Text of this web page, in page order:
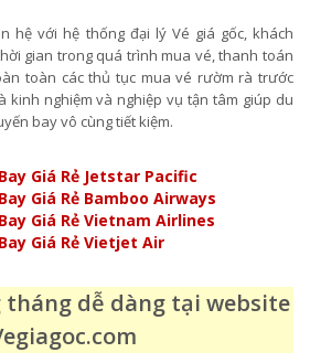
hệ với hệ thống đại lý Vé giá gốc, khách
gian trong quá trình mua vé, thanh toán
toàn các thủ tục mua vé rườm rà trước
kinh nghiệm và nghiệp vụ tận tâm giúp du
bay vô cùng tiết kiệm.
Giá Rẻ Jetstar Pacific
Giá Rẻ Bamboo Airways
Giá Rẻ Vietnam Airlines
Giá Rẻ Vietjet Air
tháng dễ dàng tại website